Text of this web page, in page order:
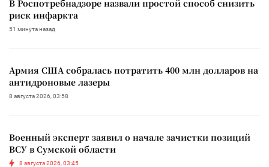
В Роспотребнадзоре назвали простой способ снизить
риск инфаркта
51 минута назад
Армия США собралась потратить 400 млн долларов на
антидроновые лазеры
8 августа 2026, 03:58
Военный эксперт заявил о начале зачистки позиций
ВСУ в Сумской области
8 августа 2026, 03:45